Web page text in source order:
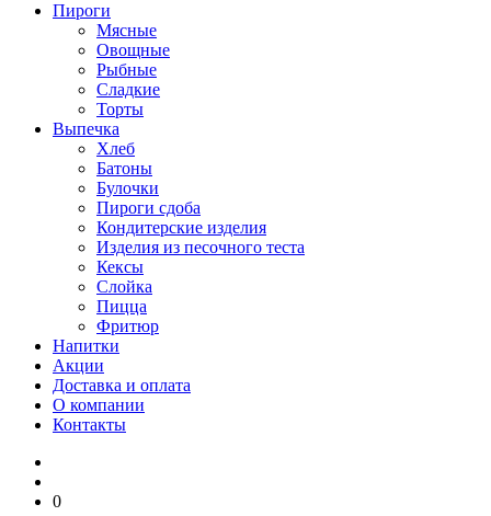
Пироги
Мясные
Овощные
Рыбные
Сладкие
Торты
Выпечка
Хлеб
Батоны
Булочки
Пироги сдоба
Кондитерские изделия
Изделия из песочного теста
Кексы
Слойка
Пицца
Фритюр
Напитки
Акции
Доставка и оплата
О компании
Контакты
0